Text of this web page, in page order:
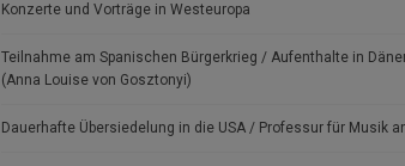
Konzerte und Vorträge in Westeuropa
Teilnahme am Spanischen Bürgerkrieg / Aufenthalte in
(Anna Louise von Gosztonyi)
Dauerhafte Übersiedelung in die USA / Professur für Musik